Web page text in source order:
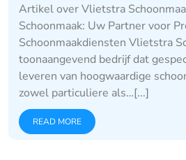
Artikel over Vlietstra
Schoonmaak: Uw Partner voor
Schoonmaakdiensten Vlietstra
toonaangevend bedrijf dat
leveren van hoogwaardige
zowel particuliere als…[...]
READ MORE